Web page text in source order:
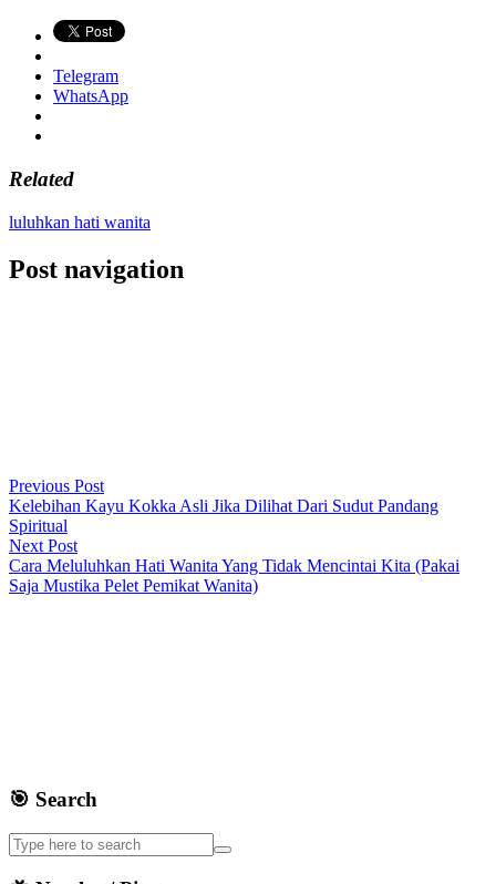
Telegram
WhatsApp
Related
luluhkan hati wanita
Post navigation
Previous Post
Kelebihan Kayu Kokka Asli Jika Dilihat Dari Sudut Pandang
Spiritual
Next Post
Cara Meluluhkan Hati Wanita Yang Tidak Mencintai Kita (Pakai
Saja Mustika Pelet Pemikat Wanita)
🎯 Search